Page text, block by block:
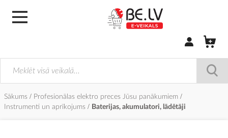
Pierakstīties/
Sākums
Profesionālas elektro preces Jūsu panākumiem
Instrumenti un aprīkojums
Baterijas, akumulatori, lādētāji